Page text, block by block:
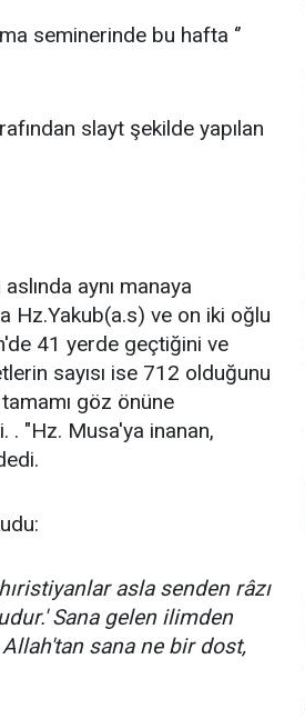
seminerinde bu hafta ‘’
slayt şekilde yapılan
aynı manaya
Hz.Yakub(a.s) ve on iki oğlu
41 yerde geçtiğini ve
sayısı ise 712 olduğunu
göz önüne
. "Hz. Musa'ya inanan,
asla senden râzı
Sana gelen ilimden
sana ne bir dost,